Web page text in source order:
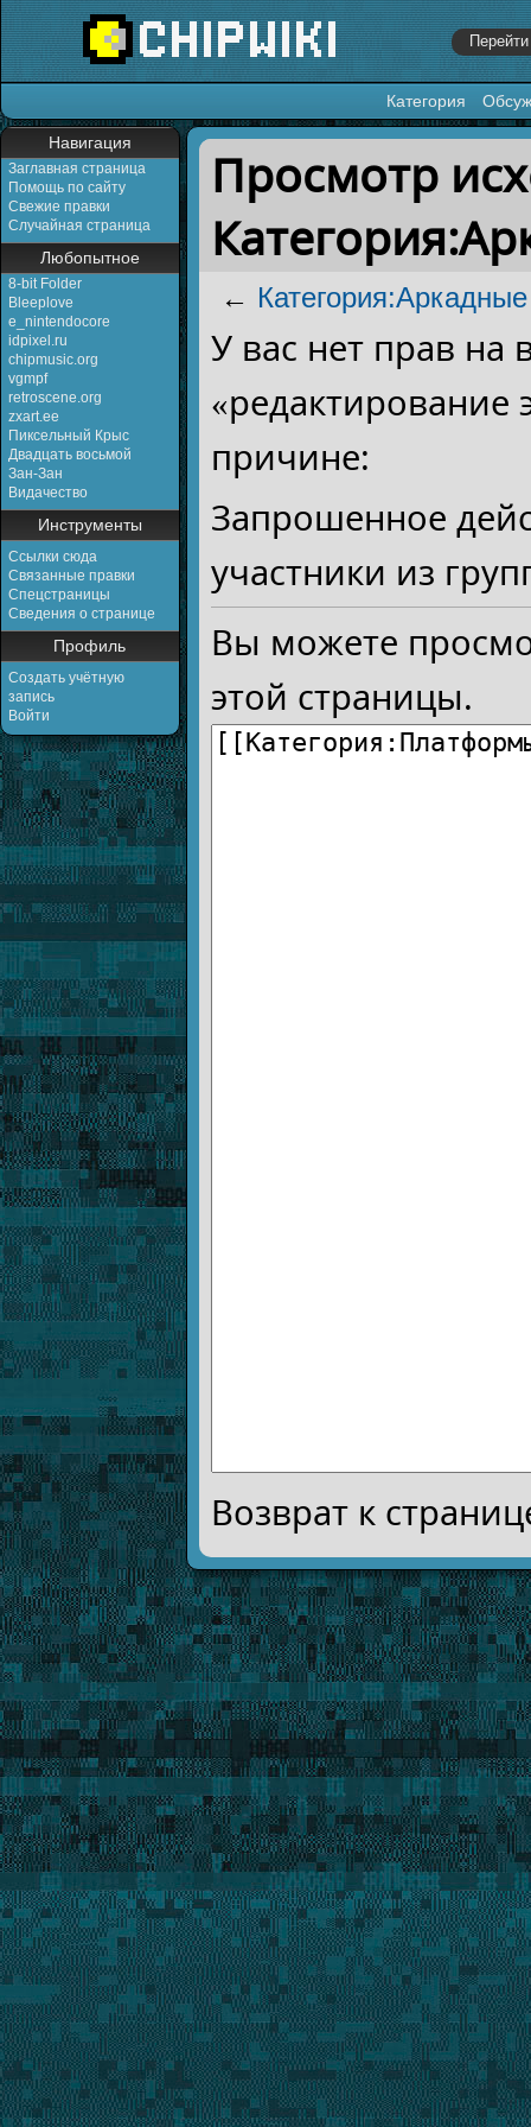
Категория
Навигация
Заглавная страница
Помощь по сайту
Свежие правки
Случайная страница
Любопытное
8-bit Folder
Bleeplove
e_nintendocore
idpixel.ru
chipmusic.org
vgmpf
retroscene.org
zxart.ee
Пиксельный Крыс
Двадцать восьмой
Зан-Зан
Видачество
Инструменты
Ссылки сюда
Связанные правки
Спецстраницы
Сведения о странице
Профиль
Создать учётную
запись
Войти
Перейти к:навигация,поиск
Просмотр
←
У вас нет прав на
причине:
Запрошенное
участники из
Вы можете
этой страницы.
Возврат к